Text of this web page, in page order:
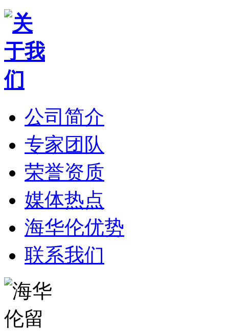
公司简介
专家团队
荣誉资质
媒体热点
海华伦优势
联系我们